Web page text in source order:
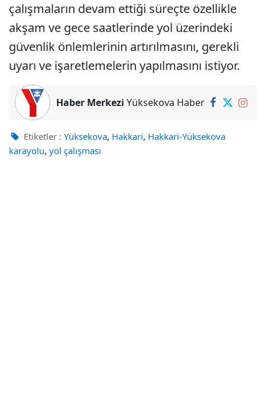
çalışmaların devam ettiği süreçte özellikle
akşam ve gece saatlerinde yol üzerindeki
güvenlik önlemlerinin artırılmasını, gerekli
uyarı ve işaretlemelerin yapılmasını istiyor.
Haber Merkezi Yüksekova Haber
Etiketler : Yüksekova, Hakkari, Hakkari-Yüksekova
karayolu, yol çalışması